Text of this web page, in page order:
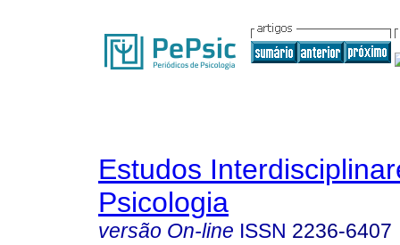
Estudos
Psicologia
versão On-line ISSN 2236-6407